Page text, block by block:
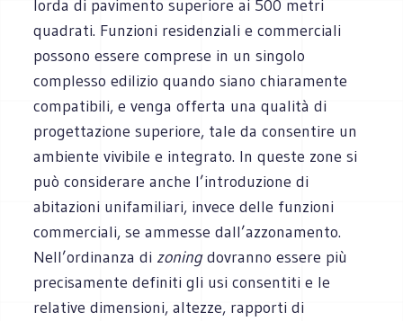
lorda di pavimento superiore ai 500 metri
quadrati. Funzioni residenziali e commerciali
possono essere comprese in un singolo
complesso edilizio quando siano chiaramente
compatibili, e venga offerta una qualità di
progettazione superiore, tale da consentire un
ambiente vivibile e integrato. In queste zone si
può considerare anche l’introduzione di
abitazioni unifamiliari, invece delle funzioni
commerciali, se ammesse dall’azzonamento.
Nell’ordinanza di zoningdovranno essere più
precisamente definiti gli usi consentiti e le
relative dimensioni, altezze, rapporti di